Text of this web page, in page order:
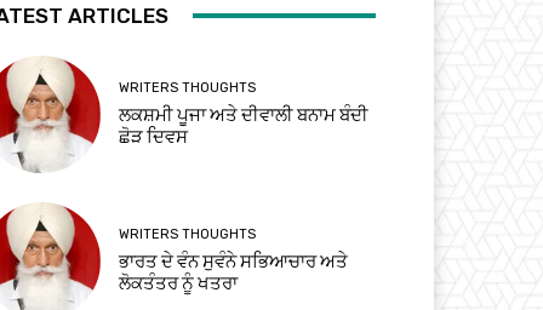
ARTICLES
WRITERS THOUGHTS
ਲਕਸ਼ਮੀ ਪੂਜਾ ਅਤੇ ਦੀਵਾਲੀ ਬਨਾਮ ਬੰਦੀ
ਛੋੜ ਦਿਵਸ
WRITERS THOUGHTS
ਭਾਰਤ ਦੇ ਵੰਨ ਸੁਵੰਨੇ ਸਭਿਆਚਾਰ ਅਤੇ
ਲੋਕਤੰਤਰ ਨੂੰ ਖਤਰਾ